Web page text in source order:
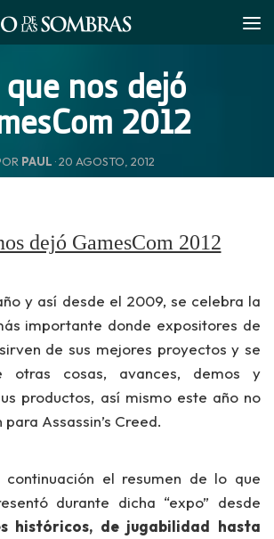
que nos dejó
2012
PAUL ·20 AGOSTO, 2012
dejó GamesCom 2012
y así desde el 2009, se celebra la
importante donde expositores de
de sus mejores proyectos y se
otras cosas, avances, demos y
productos, así mismo este año no
Assassin’s Creed.
continuación el resumen de lo que
durante dicha “expo” desde
históricos, de jugabilidad hasta